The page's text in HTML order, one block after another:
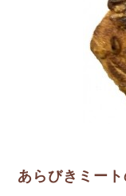
あらびきミー